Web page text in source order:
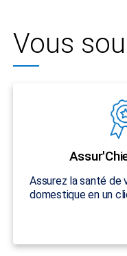
Vous
Assurez la santé de
domestique en un